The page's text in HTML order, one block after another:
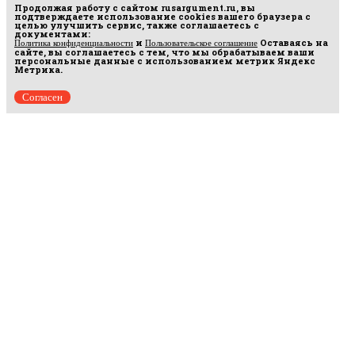
Продолжая работу с сайтом rusargument.ru, вы
подтверждаете использование cookies вашего браузера с
целью улучшить сервис, также соглашаетесь с
документами:
Политика конфиденциальности и Пользовательское соглашение Оставаясь на
сайте, вы соглашаетесь с тем, что мы обрабатываем ваши
персональные данные с использованием метрик Яндекс
Метрика.
Согласен